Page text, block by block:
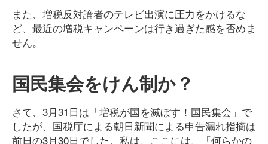
また、増税反対論者のテレビ出演に圧力をかけるな
ど、最近の増税キャンペーンは行き過ぎた感を否めま
せん。
国民集会をけん制か？
さて、3月31日は「増税が国を滅ぼす！国民集会」で
したが、国税庁による朝日新聞による申告漏れ指摘は
前日の3月30日でした。私は、ここには、「何らかの